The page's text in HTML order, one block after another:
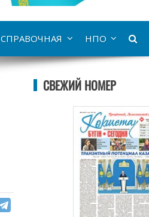
СПРАВОЧНАЯ НПО
СВЕЖИЙ НОМЕР